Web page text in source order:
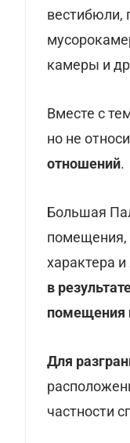
вестибюли,
камеры и
Вместе с
но не
отношений.
Большая
помещения,
характера
в
помещения
Для
частности